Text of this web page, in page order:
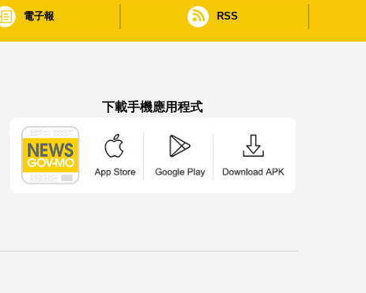
電子報 RSS
下載手機應用程式